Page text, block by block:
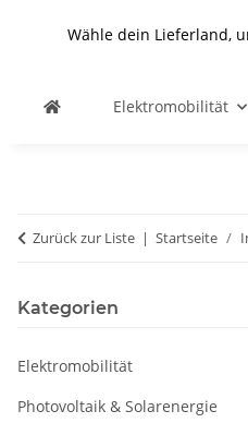
Wähle dein Lieferland,
Elektromobilität
Zurück zur Liste Startseite
Kategorien
Elektromobilität
Photovoltaik & Solarenergie